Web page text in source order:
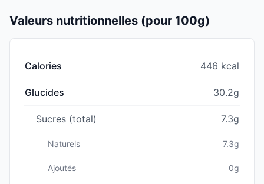
Valeurs nutritionnelles (pour 100g)
Calories 446 kcal
Glucides 30.2g
Sucres (total) 7.3g
Naturels 7.3g
Ajoutés 0g